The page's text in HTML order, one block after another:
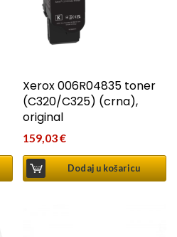
Xerox 006R04835 toner
(C320/C325) (crna),
original
159,03€
Dodaj u košaricu